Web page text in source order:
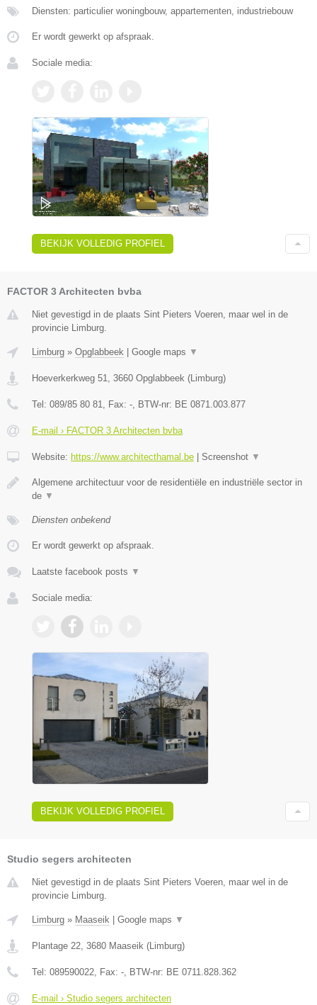
Diensten: particulier woningbouw, appartementen, industriebouw
Er wordt gewerkt op afspraak.
Sociale media:
BEKIJK VOLLEDIG PROFIEL
FACTOR 3 Architecten bvba
Niet gevestigd in de plaats Sint Pieters Voeren, maar wel in de
provincie Limburg.
Limburg » Opglabbeek Google maps ▼
Hoeverkerkweg 51 3660 Opglabbeek ( Limburg)
Tel: 089/85 80 81 , Fax: - , BTW-nr: BE 0871.003.877
E-mail › FACTOR 3 Architecten bvba
Website: https://www.architecthamal.be Screenshot ▼
Algemene architectuur voor de residentiële en industriële sector in
de ▼
Diensten onbekend
Er wordt gewerkt op afspraak.
Laatste facebook posts ▼
Sociale media:
BEKIJK VOLLEDIG PROFIEL
Studio segers architecten
Niet gevestigd in de plaats Sint Pieters Voeren, maar wel in de
provincie Limburg.
Limburg » Maaseik Google maps ▼
Plantage 22, 3680 Maaseik (Limburg)
Tel: 089590022, Fax: -, BTW-nr: BE 0711.828.362
E-mail › Studio segers architecten